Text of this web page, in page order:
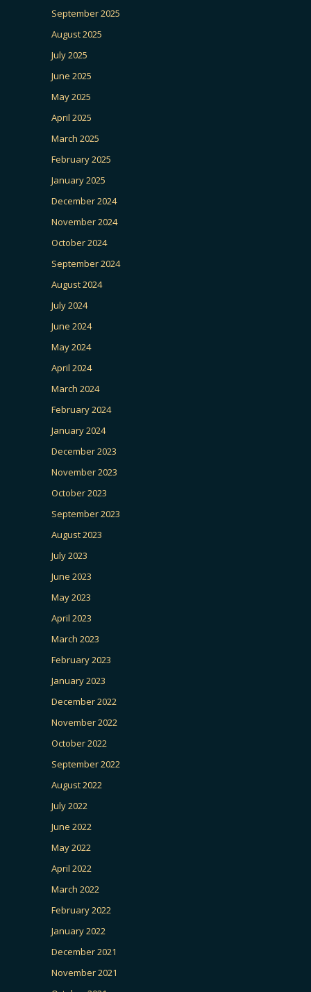
September 2025
August 2025
July 2025
June 2025
May 2025
April 2025
March 2025
February 2025
January 2025
December 2024
November 2024
October 2024
September 2024
August 2024
July 2024
June 2024
May 2024
April 2024
March 2024
February 2024
January 2024
December 2023
November 2023
October 2023
September 2023
August 2023
July 2023
June 2023
May 2023
April 2023
March 2023
February 2023
January 2023
December 2022
November 2022
October 2022
September 2022
August 2022
July 2022
June 2022
May 2022
April 2022
March 2022
February 2022
January 2022
December 2021
November 2021